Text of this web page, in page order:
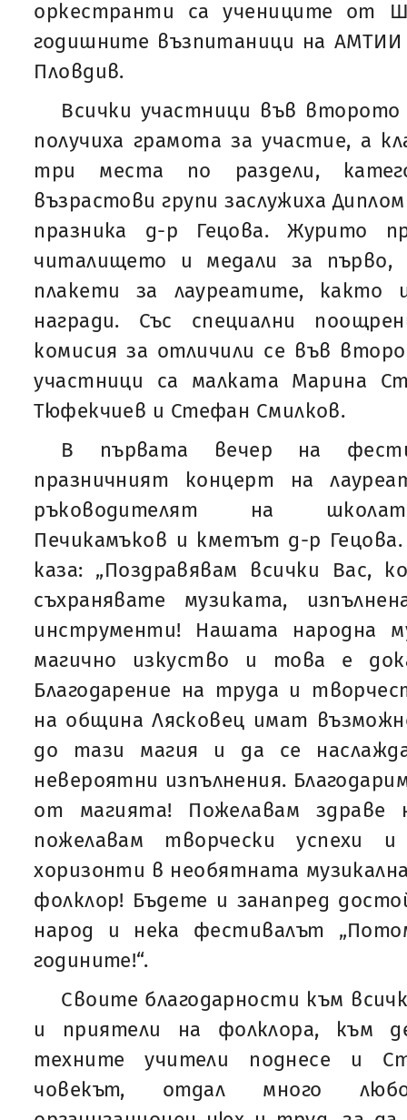
оркестранти са учениците от
годишните възпитаници на АМТИИ
Пловдив.
Всички участници във
получиха грамота за участие, а
три места по раздели,
възрастови групи заслужиха
празника д-р Гецова. Журито
читалището и медали за
плакети за лауреатите, както
награди. Със специални
комисия за отличили се във
участници са малката Марина
Тюфекчиев и Стефан Смилков.
В първата вечер на
празничният концерт на
ръководителят на
Печикамъков и кметът д-р
каза: „Поздравявам всички Вас,
съхранявате музиката,
инструменти! Нашата народна
магично изкуство и това е
Благодарение на труда и
на община Лясковец имат
до тази магия и да се
невероятни изпълнения.
от магията! Пожелавам здраве
пожелавам творчески успехи
хоризонти в необятната
фолклор! Бъдете и занапред
народ и нека фестивалът
годините!“.
Своите благодарности към
и приятели на фолклора, към
техните учители поднесе и
човекът, отдал много